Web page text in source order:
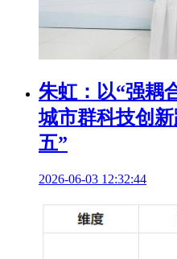
朱虹：以“强耦
城市群科技创
五”
2026-06-03 12:32:44